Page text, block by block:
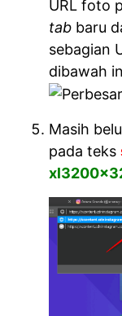
URL foto
tab baru
sebagian
dibawah
Masih
pada teks